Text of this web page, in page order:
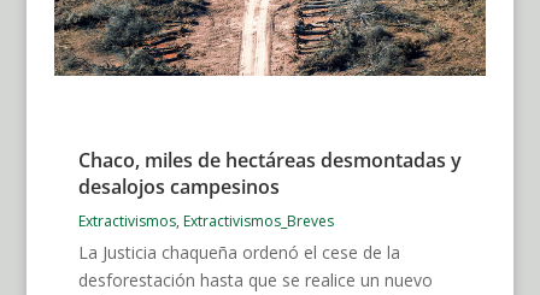
Chaco, miles de hectáreas desmontadas y
desalojos campesinos
Extractivismos,Extractivismos_Breves
La Justicia chaqueña ordenó el cese de la
desforestación hasta que se realice un nuevo